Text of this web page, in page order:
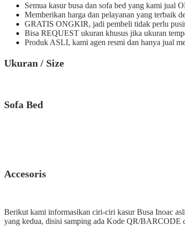
Semua kasur busa dan sofa bed yang kami jual
Memberikan harga dan pelayanan yang terbaik
GRATIS ONGKIR, jadi pembeli tidak perlu
Bisa REQUEST ukuran khusus jika ukuran
Produk ASLI, kami agen resmi dan hanya jual
Ukuran / Size
Sofa Bed
Accesoris
Berikut kami informasikan ciri-ciri kasur Busa Inoac
yang kedua, disisi samping ada Kode QR/BARCODE